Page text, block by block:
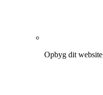
Opbyg dit website